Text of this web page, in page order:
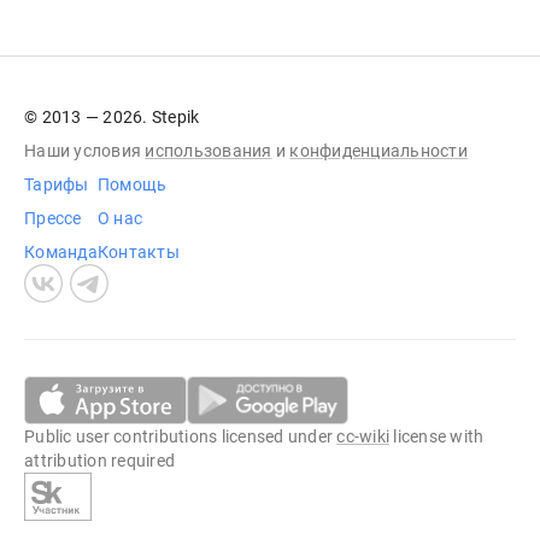
© 2013 — 2026. Stepik
Наши условия использования и конфиденциальности
Тарифы
Прессе
Команда
Помощь
О нас
Контакты
Public user contributions licensed undercc-wiki license with
attribution required